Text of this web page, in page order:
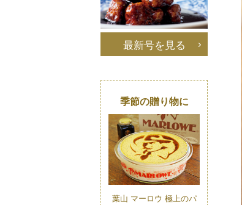
最新号を見る
季節の贈り物に
葉山 マーロウ 極上のパ